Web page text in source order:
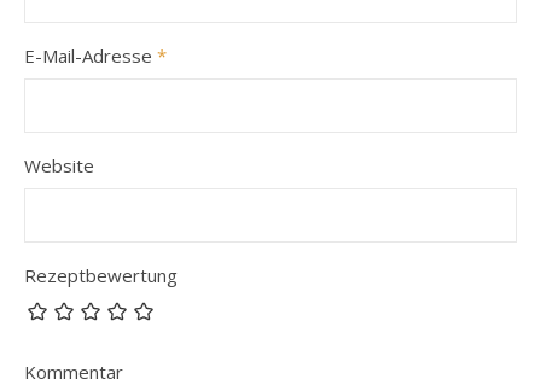
E-Mail-Adresse *
Website
Rezeptbewertung
Kommentar